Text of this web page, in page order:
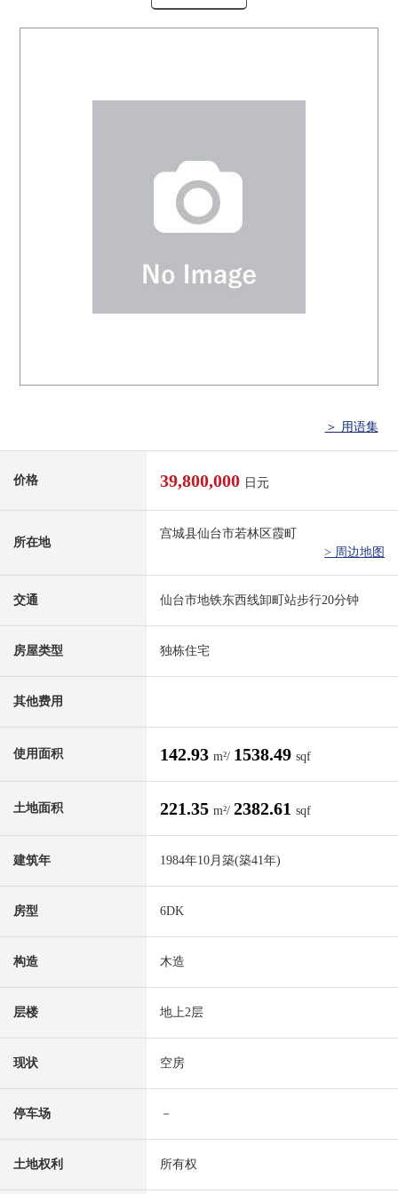
＞ 用语集
价格 39,800,000 日元
所在地
宫城县仙台市若林区霞町
> 周边地图
交通 仙台市地铁东西线卸町站步行20分钟
房屋类型 独栋住宅
其他费用
使用面积 142.93 m²/ 1538.49 sqf
土地面积 221.35 m²/ 2382.61 sqf
建筑年 1984年10月築(築41年)
房型 6DK
构造 木造
层楼 地上2层
现状 空房
停车场 －
土地权利 所有权